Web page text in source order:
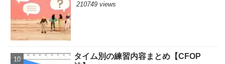
210749 views
タイム別の練習内容まとめ【CFOP